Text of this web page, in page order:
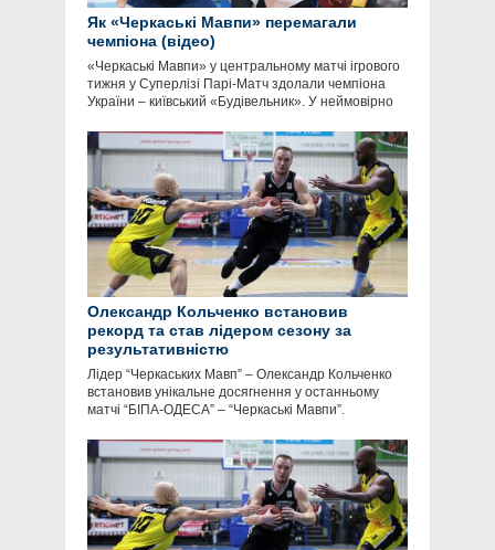
Як «Черкаські Мавпи» перемагали
чемпіона (відео)
«Черкаські Мавпи» у центральному матчі ігрового
тижня у Суперлізі Парі-Матч здолали чемпіона
України – київський «Будівельник». У неймовірно
Олександр Кольченко встановив
рекорд та став лідером сезону за
результативністю
Лідер “Черкаських Мавп” – Олександр Кольченко
встановив унікальне досягнення у останньому
матчі “БІПА-ОДЕСА” – “Черкаські Мавпи”.